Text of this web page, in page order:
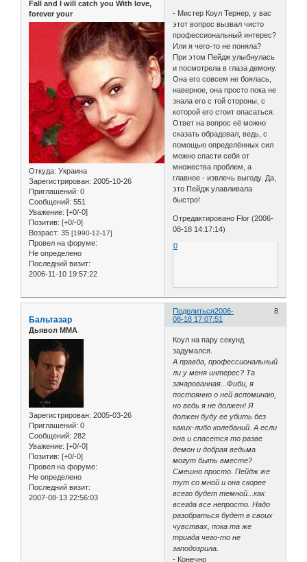
Fall and I will catch you With love,
forever your
Откуда: Украина
Зарегистрирован: 2005-10-26
Приглашений: 0
Сообщений: 551
Уважение: [+0/-0]
Позитив: [+0/-0]
Возраст: 35 [1990-12-17]
Провел на форуме:
Не определено
Последний визит:
2006-11-10 19:57:22
- Мистер Коул Тернер, у вас
этот вопрос вызвал чисто
профессиональный интерес?
Или я чего-то не поняла?
При этом Пейдж улыбнулась
и посмотрела в глаза демону.
Она его совсем не боялась,
наверное, она просто пока не
знала его с той стороны, с
которой его стоит опасаться.
Ответ на вопрос её можно
сказать обрадовал, ведь, с
помощью определённых сил
можно спасти себя от
множества проблем, а
главное - извлечь выгоду. Да,
это Пейдж улавливала
быстро!
Отредактировано Flor (2006-
08-18 14:17:14)
0
Поделиться 8
2006-
08-18 17:07:51
Бальтазар
Дьявол ММА
Зарегистрирован: 2005-03-26
Приглашений: 0
Сообщений: 282
Уважение: [+0/-0]
Позитив: [+0/-0]
Провел на форуме:
Не определено
Последний визит:
2007-08-13 22:56:03
Коул на пару секунд
задумался.
А правда, профессиональный
ли у меня интерес? Та
зачарованная...Фиби, я
постоянно о ней вспоминаю,
но ведь я не должен! Я
должен буду ее убить без
каких-либо колебаний. А если
она и спасется то разве
демон и добрая ведьма
могут быть вместе?
Смешно просто. Пейдж же
тут со мной и она скорее
всего будет темной...как
всегда все непросто. Надо
разобраться будет в своих
чувствах, пока та же
триада чего-то не
заподозрила.
- Конечно